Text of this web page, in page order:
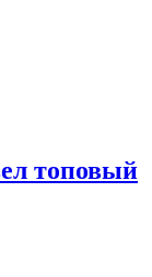
топовый